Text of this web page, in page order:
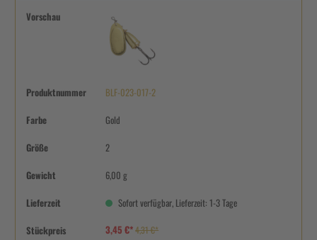
Vorschau
Produktnummer BLF-023-017-2
Farbe Gold
Größe 2
Gewicht 6,00 g
Lieferzeit Sofort verfügbar, Lieferzeit: 1-3 Tage
Stückpreis 3,45 €*4,31 €*